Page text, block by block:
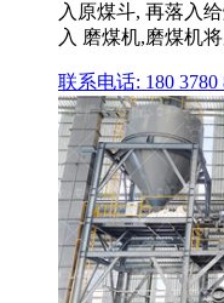
入原煤斗, 再落入
入 磨煤机,磨煤机
联系电话: 180 3780